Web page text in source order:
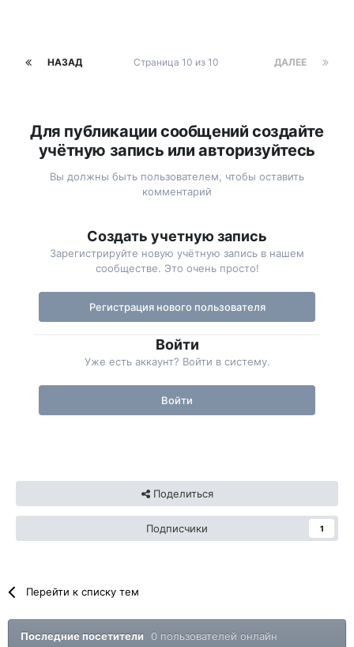
НАЗАД ДАЛЕЕ
Страница 10 из 10
Для публикации сообщений создайте
учётную запись или авторизуйтесь
Вы должны быть пользователем, чтобы оставить
комментарий
Создать учетную запись
Зарегистрируйте новую учётную запись в нашем
сообществе. Это очень просто!
Регистрация нового пользователя
Войти
Уже есть аккаунт? Войти в систему.
Войти
Поделиться
Подписчики 1
Перейти к списку тем
Последние посетители 0 пользователей онлайн